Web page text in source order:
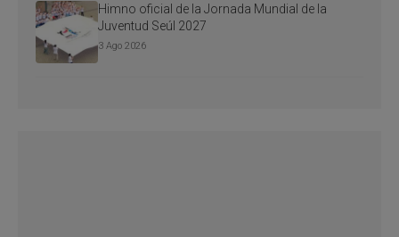
Himno oficial de la Jornada Mundial de la
Juventud Seúl 2027
3 Ago 2026